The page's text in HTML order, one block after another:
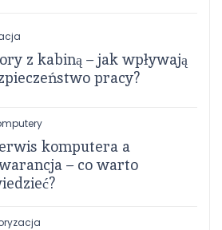
z kabiną – jak wpływają
pracy?
komputera a
– co warto